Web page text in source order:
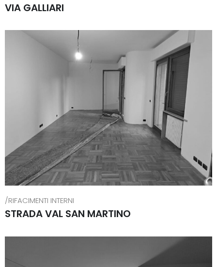
VIA GALLIARI
/RIFACIMENTI INTERNI
STRADA VAL SAN MARTINO